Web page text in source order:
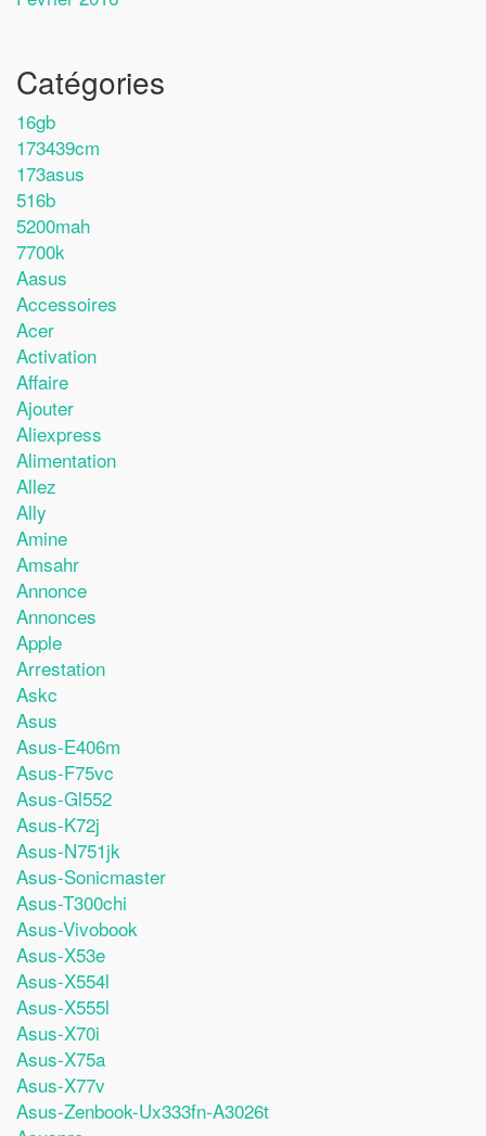
Catégories
16gb
173439cm
173asus
516b
5200mah
7700k
Aasus
Accessoires
Acer
Activation
Affaire
Ajouter
Aliexpress
Alimentation
Allez
Ally
Amine
Amsahr
Annonce
Annonces
Apple
Arrestation
Askc
Asus
Asus-E406m
Asus-F75vc
Asus-Gl552
Asus-K72j
Asus-N751jk
Asus-Sonicmaster
Asus-T300chi
Asus-Vivobook
Asus-X53e
Asus-X554l
Asus-X555l
Asus-X70i
Asus-X75a
Asus-X77v
Asus-Zenbook-Ux333fn-A3026t